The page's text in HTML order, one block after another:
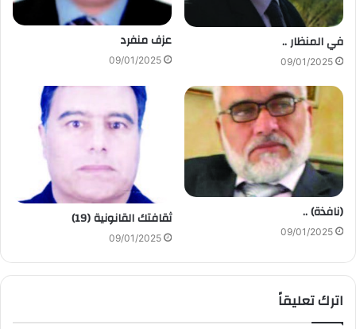
في المنظار ..
09/01/2025
عزف منفرد
09/01/2025
(نافذة) ..
09/01/2025
ثقافتك القانونية (19)
09/01/2025
اترك تعليقاً